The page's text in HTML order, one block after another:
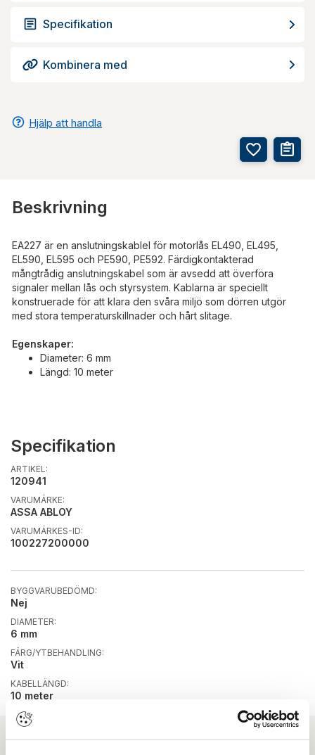
Specifikation
Kombinera med
Hjälp att handla
Beskrivning
EA227 är en anslutningskablel för motorlås EL490, EL495,
EL590, EL595 och PE590, PE592. Färdigkontakterad
mångtrådig anslutningskabel som är avsedd att överföra
signaler mellan lås och styrsystem. Kablarna är speciellt
konstruerade för att klara den svåra miljö som dörren utgör
med stora temperaturskillnader och hårt slitage.
Egenskaper:
Diameter: 6 mm
Längd: 10 meter
Specifikation
ARTIKEL:
120941
VARUMÄRKE:
ASSA ABLOY
VARUMÄRKES-ID:
100227200000
BYGGVARUBEDÖMD:
Nej
DIAMETER:
6 mm
FÄRG/YTBEHANDLING:
Vit
KABELLÄNGD:
10 meter
Ladda ner